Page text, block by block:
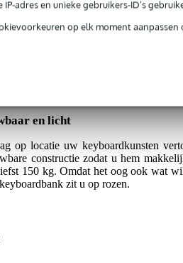
IP-adres en unieke gebruikers-ID’s
op elk moment
zijn dikke voering. U vindt altijd
u in een handomdraai de juiste
Height Adjustment-systeem. En
en licht
op locatie uw keyboardkunsten
constructie zodat u hem
150 kg. Omdat het oog ook wat
zit u op rozen.